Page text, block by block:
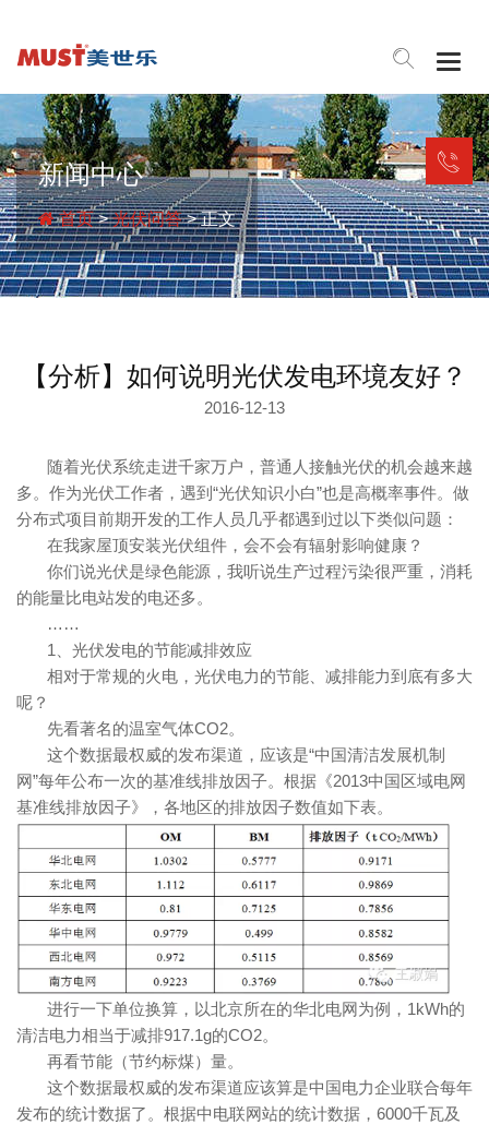
新闻中心
首页>光伏问答> 正文
【分析】如何说明光伏发电环境友好？
2016-12-13
随着光伏系统走进千家万户，普通人接触光伏的机会越来越
多。作为光伏工作者，遇到“光伏知识小白”也是高概率事件。做
分布式项目前期开发的工作人员几乎都遇到过以下类似问题：
在我家屋顶安装光伏组件，会不会有辐射影响健康？
你们说光伏是绿色能源，我听说生产过程污染很严重，消耗
的能量比电站发的电还多。
……
1、光伏发电的节能减排效应
相对于常规的火电，光伏电力的节能、减排能力到底有多大
呢？
先看著名的温室气体CO2。
这个数据最权威的发布渠道，应该是“中国清洁发展机制
网”每年公布一次的基准线排放因子。根据《2013中国区域电网
基准线排放因子》，各地区的排放因子数值如下表。
进行一下单位换算，以北京所在的华北电网为例，1kWh的
清洁电力相当于减排917.1g的CO2。
再看节能（节约标煤）量。
这个数据最权威的发布渠道应该算是中国电力企业联合每年
发布的统计数据了。根据中电联网站的统计数据，6000千瓦及